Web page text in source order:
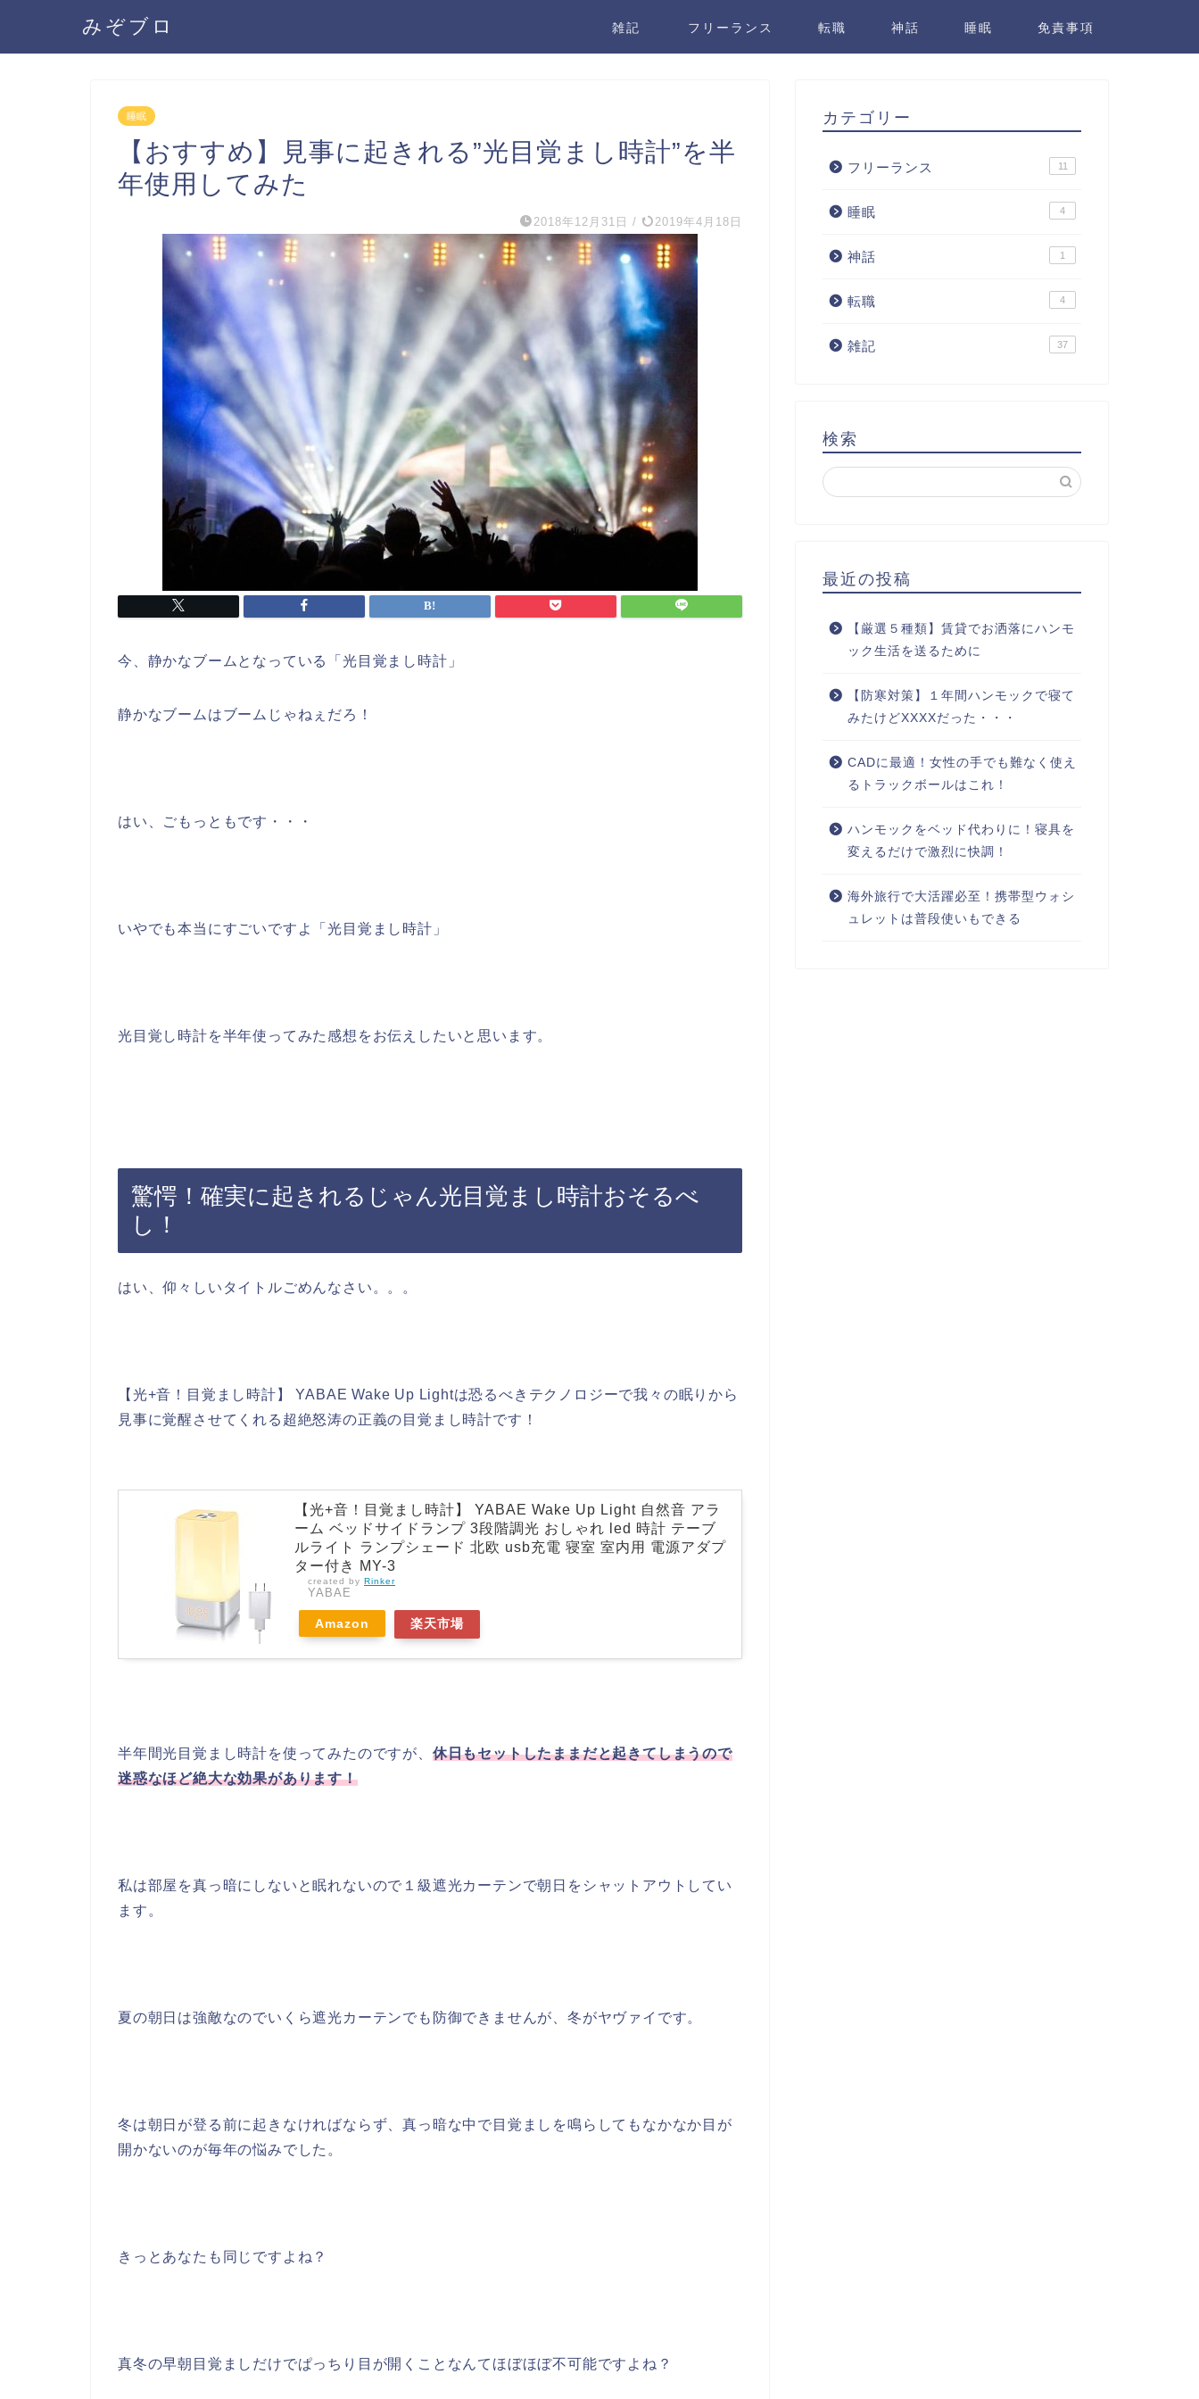
みぞブロ 雑記 フリーランス 転職 神話 睡眠 免責事項
睡眠
【おすすめ】見事に起きれる”光目覚まし時計”を半
年使用してみた
2018年12月31日 / 2019年4月18日
今、静かなブームとなっている「光目覚まし時計」
静かなブームはブームじゃねぇだろ！
はい、ごもっともです・・・
いやでも本当にすごいですよ「光目覚まし時計」
光目覚し時計を半年使ってみた感想をお伝えしたいと思います。
驚愕！確実に起きれるじゃん光目覚まし時計おそるべ
し！
はい、仰々しいタイトルごめんなさい。。。
【光+音！目覚まし時計】 YABAE Wake Up Lightは恐るべきテクノロジーで我々の眠りから
見事に覚醒させてくれる超絶怒涛の正義の目覚まし時計です！
【光+音！目覚まし時計】 YABAE Wake Up Light 自然音 アラ
ーム ベッドサイドランプ 3段階調光 おしゃれ led 時計 テーブ
ルライト ランプシェード 北欧 usb充電 寝室 室内用 電源アダプ
ター付き MY-3
created by Rinker
YABAE
Amazon 楽天市場
半年間光目覚まし時計を使ってみたのですが、 休日もセットしたままだと起きてしまうので
迷惑なほど絶大な効果があります！
私は部屋を真っ暗にしないと眠れないので１級遮光カーテンで朝日をシャットアウトしてい
ます。
夏の朝日は強敵なのでいくら遮光カーテンでも防御できませんが、冬がヤヴァイです。
冬は朝日が登る前に起きなければならず、真っ暗な中で目覚ましを鳴らしてもなかなか目が
開かないのが毎年の悩みでした。
きっとあなたも同じですよね？
真冬の早朝目覚ましだけでぱっちり目が開くことなんてほぼほぼ不可能ですよね？
カテゴリー
フリーランス 11
睡眠 4
神話 1
転職 4
雑記 37
検索
最近の投稿
【厳選５種類】賃貸でお洒落にハンモ
ック生活を送るために
【防寒対策】１年間ハンモックで寝て
みたけどXXXXだった・・・
CADに最適！女性の手でも難なく使え
るトラックボールはこれ！
ハンモックをベッド代わりに！寝具を
変えるだけで激烈に快調！
海外旅行で大活躍必至！携帯型ウォシ
ュレットは普段使いもできる